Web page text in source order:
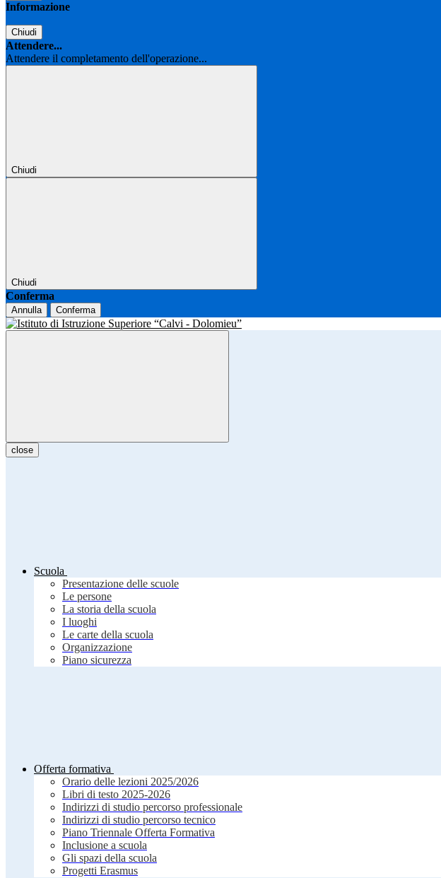
Informazione
Chiudi
Attendere...
Attendere il completamento dell'operazione...
Chiudi
Chiudi
Conferma
Annulla Conferma
close
Scuola
Presentazione delle scuole
Le persone
La storia della scuola
I luoghi
Le carte della scuola
Organizzazione
Piano sicurezza
Offerta formativa
Orario delle lezioni 2025/2026
Libri di testo 2025-2026
Indirizzi di studio percorso professionale
Indirizzi di studio percorso tecnico
Piano Triennale Offerta Formativa
Inclusione a scuola
Gli spazi della scuola
Progetti Erasmus